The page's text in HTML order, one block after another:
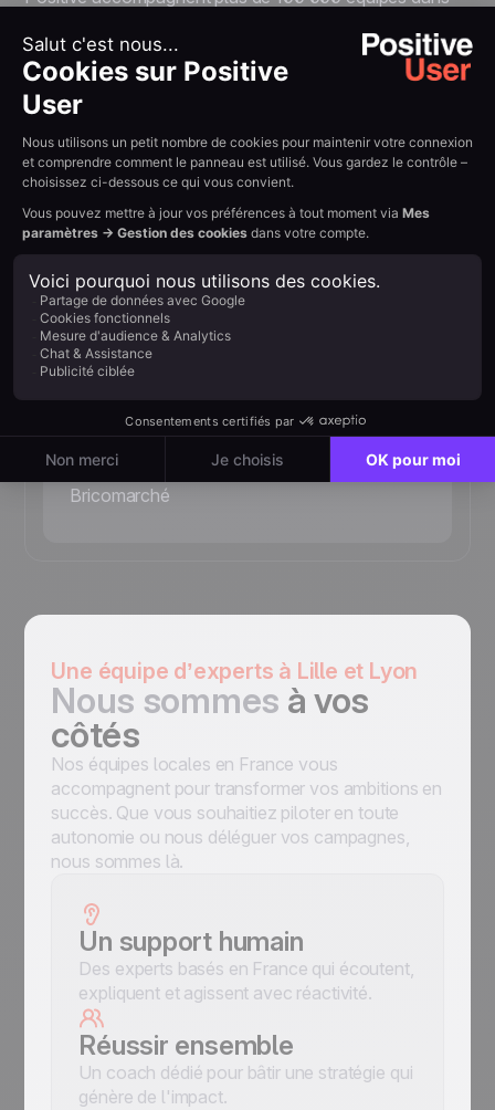
30%
Taux de clics de la newsletter
«Nous observons attentivement l'efficacité
de nos emails et essayons de trouver les
points faibles qui génèrent des taux de
conversion plus faibles. Grâce aux conseils
des experts Positive User et à l'optimisation,
nous obtenons de meilleurs résultats. Pour
certaines campagnes newsletter, le CTR
atteint 30 %.»
Marcin Żywocki, Senior Ecommerce
Senior Spécialiste E-commerce,
Bricomarché
Une équipe d’experts à Lille et Lyon
Nous sommes à vos
côtés
Nos équipes locales en France vous
accompagnent pour transformer vos ambitions en
succès. Que vous souhaitiez piloter en toute
autonomie ou nous déléguer vos campagnes,
nous sommes là.
Un support humain
Des experts basés en France qui écoutent,
expliquent et agissent avec réactivité.
Réussir ensemble
Un coach dédié pour bâtir une stratégie qui
génère de l'impact.